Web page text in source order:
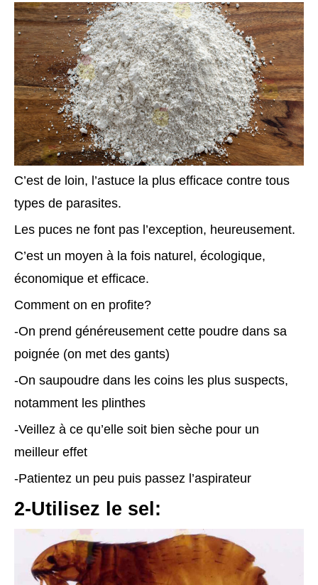
C’est de loin, l’astuce la plus efficace contre tous
types de parasites.
Les puces ne font pas l’exception, heureusement.
C’est un moyen à la fois naturel, écologique,
économique et efficace.
Comment on en profite?
-On prend généreusement cette poudre dans sa
poignée (on met des gants)
-On saupoudre dans les coins les plus suspects,
notamment les plinthes
-Veillez à ce qu’elle soit bien sèche pour un
meilleur effet
-Patientez un peu puis passez l’aspirateur
2-Utilisez le sel: